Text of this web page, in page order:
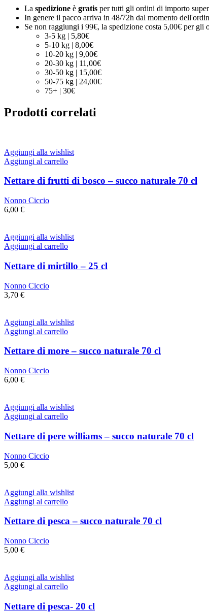
La spedizione è gratis per tutti gli ordini di importo
In genere il pacco arriva in 48/72h dal momento
Se non raggiungi i 99€, la spedizione costa 5,00€ per
3-5 kg | 5,80€
5-10 kg | 8,00€
10-20 kg | 9,00€
20-30 kg | 11,00€
30-50 kg | 15,00€
50-75 kg | 24,00€
75+ | 30€
Prodotti correlati
Aggiungi alla wishlist
Aggiungi al carrello
Nettare di frutti di bosco – succo naturale 70 cl
Nonno Ciccio
6,00 €
Aggiungi alla wishlist
Aggiungi al carrello
Nettare di mirtillo – 25 cl
Nonno Ciccio
3,70 €
Aggiungi alla wishlist
Aggiungi al carrello
Nettare di more – succo naturale 70 cl
Nonno Ciccio
6,00 €
Aggiungi alla wishlist
Aggiungi al carrello
Nettare di pere williams – succo naturale 70 cl
Nonno Ciccio
5,00 €
Aggiungi alla wishlist
Aggiungi al carrello
Nettare di pesca – succo naturale 70 cl
Nonno Ciccio
5,00 €
Aggiungi alla wishlist
Aggiungi al carrello
Nettare di pesca- 20 cl